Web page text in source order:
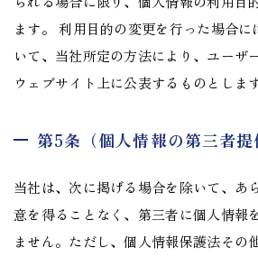
ます。 利用目的の変更を行った場合に
いて、当社所定の方法により、ユーザ
ウェブサイト上に公表するものとします
第5条（個人情報の第三者提
当社は、次に掲げる場合を除いて、あ
意を得ることなく、第三者に個人情報
ません。ただし、個人情報保護法その